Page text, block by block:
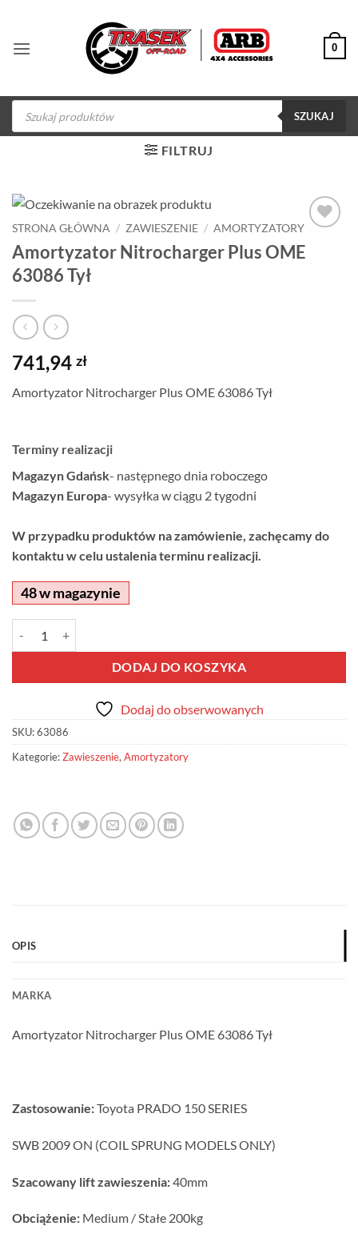
zawartości
0
Wyszukiwarka
produktów
SZUKAJ
FILTRUJ
Dodaj do
obserwowanych
STRONA GŁÓWNA / ZAWIESZENIE / AMORTYZATORY
Amortyzator Nitrocharger Plus OME
63086 Tył
741,94 zł
Amortyzator Nitrocharger Plus OME 63086 Tył
Terminy realizacji
Magazyn Gdańsk- następnego dnia roboczego
Magazyn Europa- wysyłka w ciągu 2 tygodni
W przypadku produktów na zamówienie, zachęcamy do
kontaktu w celu ustalenia terminu realizacji.
48 w magazynie
DODAJ DO KOSZYKA
Alternative:
Dodaj do obserwowanych
SKU:63086
Kategorie:Zawieszenie,Amortyzatory
OPIS
MARKA
Amortyzator Nitrocharger Plus OME 63086 Tył
Zastosowanie:Toyota PRADO 150 SERIES
SWB 2009 ON (COIL SPRUNG MODELS ONLY)
Szacowany lift zawieszenia:40mm
Obciążenie: Medium / Stałe 200kg